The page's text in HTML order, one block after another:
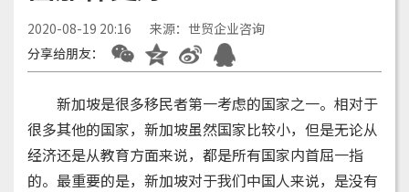
2020-08-19 20:16
来源：世贸企业咨询
分享给朋友：
新加坡是很多移民者第一考虑的国家之一。相对于
很多其他的国家，新加坡虽然国家比较小，但是无论从
经济还是从教育方面来说，都是所有国家内首屈一指
的。最重要的是，新加坡对于我们中国人来说，是没有